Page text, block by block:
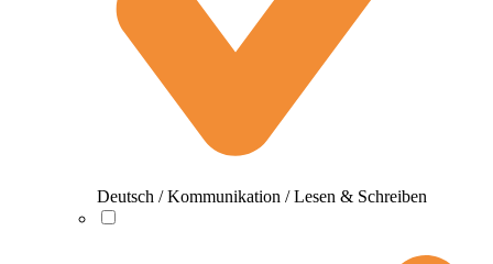
Deutsch / Kommunikation / Lesen & Schreiben